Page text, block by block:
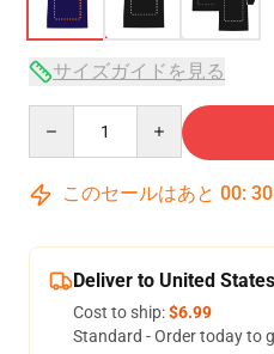
サイズガイドを見る
このセールはあと 00: 30
Deliver to United States
Cost to ship:$6.99
Standard - Order today to